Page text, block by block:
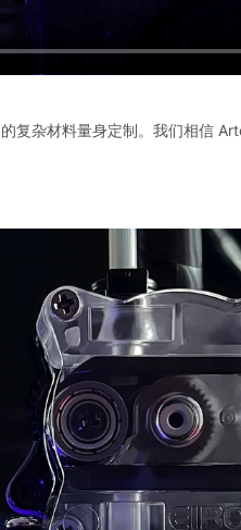
复杂材料量身定制。我们相信